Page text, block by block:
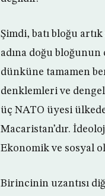
Şimdi, batı bloğu
adına doğu
dünküne tamamen
denklemleri ve
üç NATO üyesi
Macaristan’dır.
Ekonomik ve sosyal
Birincinin uzantısı